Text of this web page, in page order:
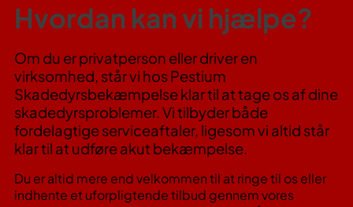
Hvordan kan vi hjælpe?
Om du er privatperson eller driver en
virksomhed, står vi hos Pestium
Skadedyrsbekæmpelse klar til at tage os af dine
skadedyrsproblemer. Vi tilbyder både
fordelagtige serviceaftaler, ligesom vi altid står
klar til at udføre akut bekæmpelse.
Du er altid mere end velkommen til at ringe til os eller
indhente et uforpligtende tilbud gennem vores